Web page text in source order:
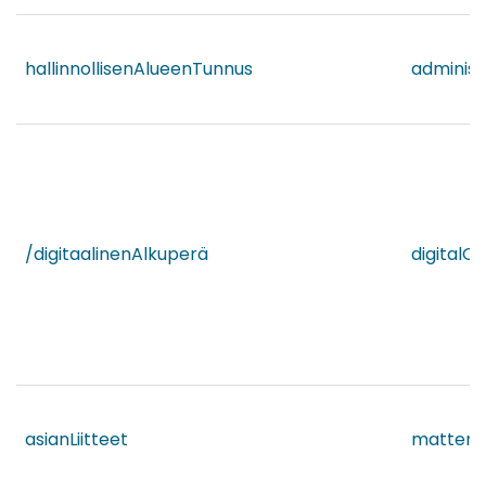
hallinnollisenAlueenTunnus
/digitaalinenAlkuperä
asianLiitteet